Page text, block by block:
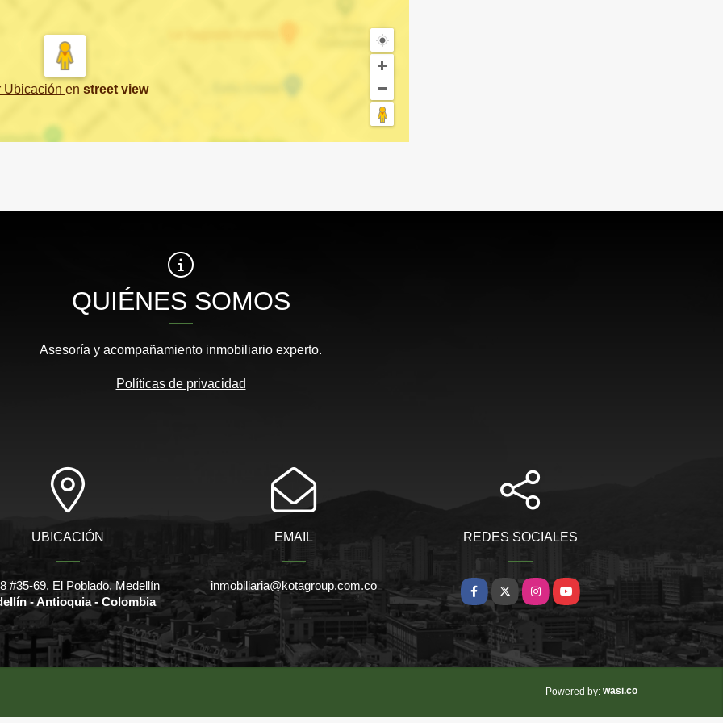
Ubicación en street view
QUIÉNES SOMOS
Asesoría y acompañamiento inmobiliario experto.
Políticas de privacidad
UBICACIÓN
#35-69, El Poblado, Medellín
- Antioquia - Colombia
EMAIL
inmobiliaria@kotagroup.com.co
REDES SOCIALES
Facebook
X InstagramYouTube
Powered by: wasi.co